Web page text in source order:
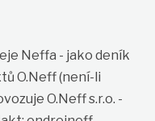
Neffa - jako deník
O.Neff (není-li
O.Neff s.r.o. -